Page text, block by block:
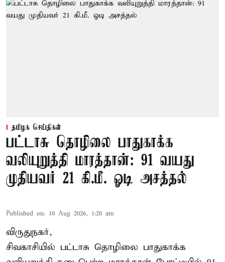
தமிழக செய்திகள்
பட்டாசு தொழிலை பாதுகாக்க
வலியுறுத்தி மாரத்தான்: 91 வயது
முதியவர் 21 கி.மீ. ஓடி அசத்தல்
Published on: 10 Aug 2026, 1:20 am
விருதுநகர்,
சிவகாசியில் பட்டாசு தொழிலை பாதுகாக்க